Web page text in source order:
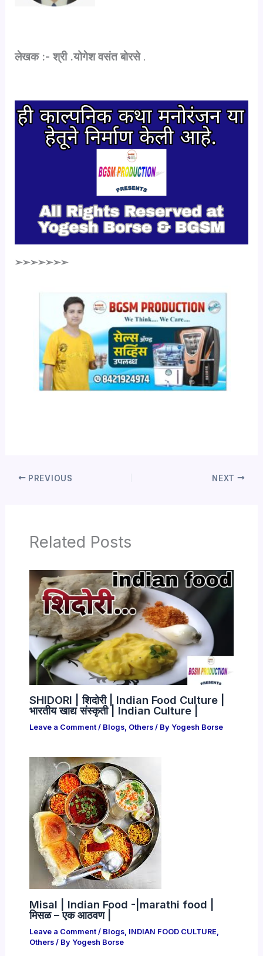
लेखक :- श्री .योगेश वसंत बोरसे.
➣➣➣➣➣➣➣
PREVIOUS NEXT
Related Posts
SHIDORI | शिदोरी | Indian Food Culture |
भारतीय खाद्य संस्कृती | Indian Culture |
Leave a Comment / Blogs, Others/ By Yogesh Borse
Misal | Indian Food -|marathi food |
मिसळ – एक आठवण |
Leave a Comment / Blogs, INDIAN FOOD CULTURE
Others/ By Yogesh Borse